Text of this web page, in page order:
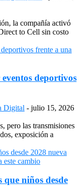
la compañía activó
to Cell sin costo
deportivos
Digital - julio 15, 2026
pero las transmisiones
exposición a
niños desde